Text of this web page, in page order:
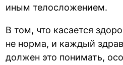
иным телосложением.
В том, что касается
не норма, и каждый
должен это понимать,